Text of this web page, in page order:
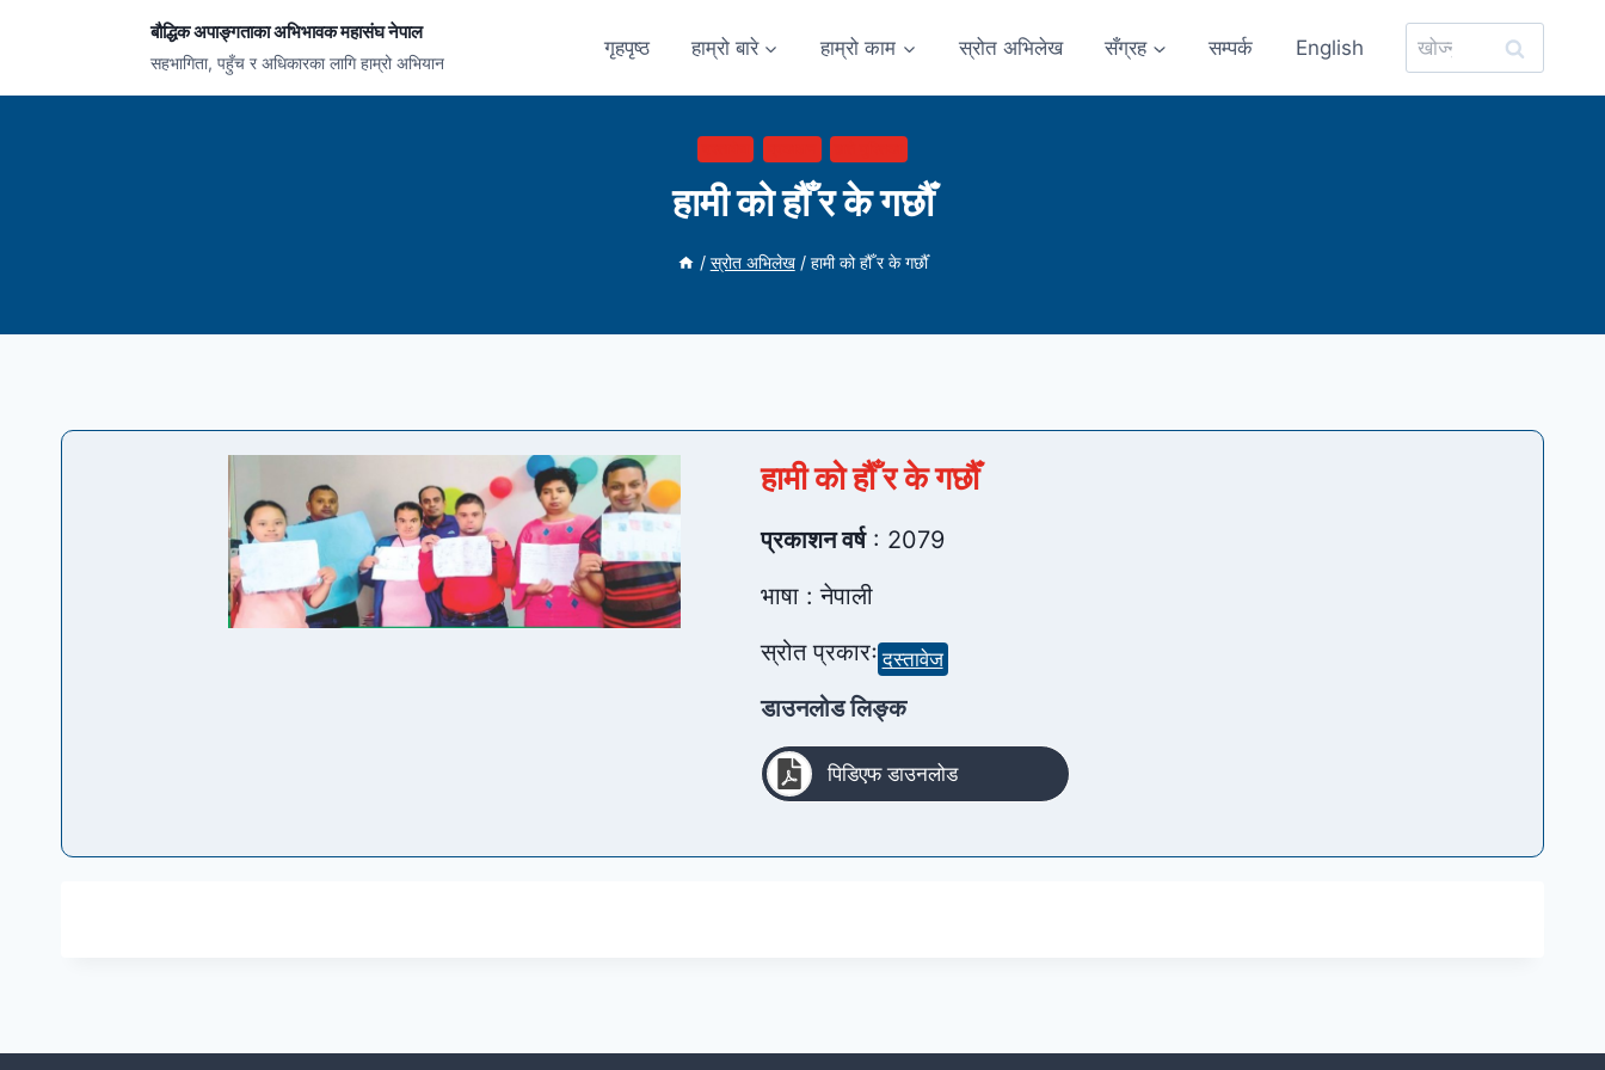
बौद्धिक अपाङ्गताका अभिभावक महासंघ नेपाल
सहभागिता, पहुँच र अधिकारका लागि हाम्रो अभियान
गृहपृष्ठ हाम्रो बारे हाम्रो काम स्रोत अभिलेख सँग्रह सम्पर्क English
यसको
लागि
खोज्नुहोस्:
हामी को हौँ र के गर्छौँ
/ स्रोत अभिलेख / हामी को हौँ र के गर्छौँ
हामी को हौँ र के गर्छौँ
प्रकाशन वर्ष: 2079
भाषा : नेपाली
स्रोत प्रकारः दस्तावेज
डाउनलोड लिङ्क
पिडिएफ डाउनलोड